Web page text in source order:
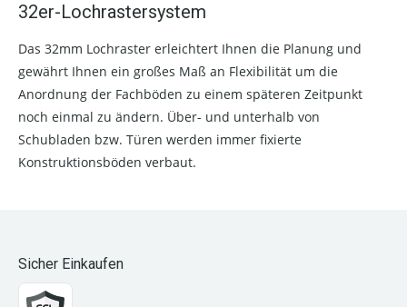
32er-Lochrastersystem
Das 32mm Lochraster erleichtert Ihnen die Planung und
gewährt Ihnen ein großes Maß an Flexibilität um die
Anordnung der Fachböden zu einem späteren Zeitpunkt
noch einmal zu ändern. Über- und unterhalb von
Schubladen bzw. Türen werden immer fixierte
Konstruktionsböden verbaut.
Sicher Einkaufen